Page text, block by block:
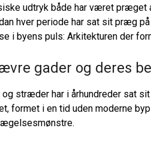
udtryk både har været præget
hver periode har sat sit præg
i byens puls: Arkitekturen der
gader og deres
stræder har i århundreder sat
formet i en tid uden moderne